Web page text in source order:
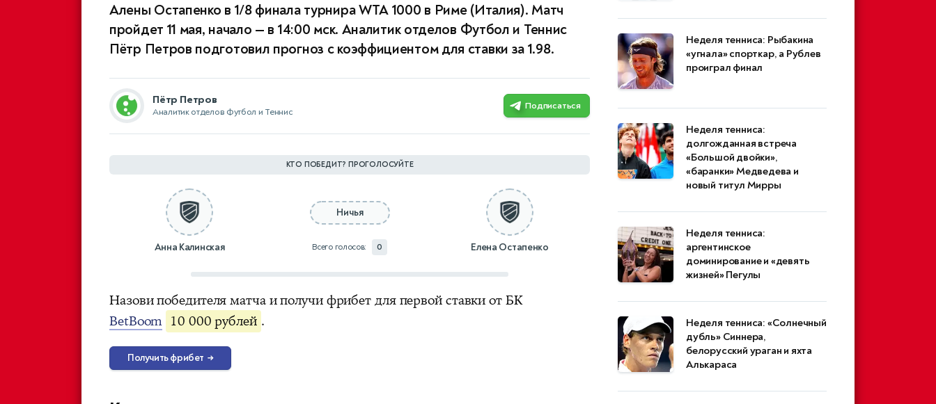
Алены Остапенко в 1/8 финала турнира WTA 1000 в Риме (Италия). Матч
пройдет 11 мая, начало — в 14:00 мск. Аналитик отделов Футбол и Теннис
Пётр Петров подготовил прогноз с коэффициентом для ставки за 1.98.
Пётр Петров
Аналитик отделов Футбол и Теннис
Подписаться
КТО ПОБЕДИТ? ПРОГОЛОСУЙТЕ
Анна Калинская
Ничья
Всего голосов: 0 Елена Остапенко
Назови победителя матча и получи фрибет для первой ставки от БК
BetBoom 10 000 рублей .
Получить фрибет →
Неделя тенниса: Рыбакина
«угнала» спорткар, а Рублев
проиграл финал
Неделя тенниса:
долгожданная встреча
«Большой двойки»,
«баранки» Медведева и
новый титул Мирры
Неделя тенниса:
аргентинское
доминирование и «девять
жизней» Пегулы
Неделя тенниса: «Солнечный
дубль» Синнера,
белорусский ураган и яхта
Алькараса